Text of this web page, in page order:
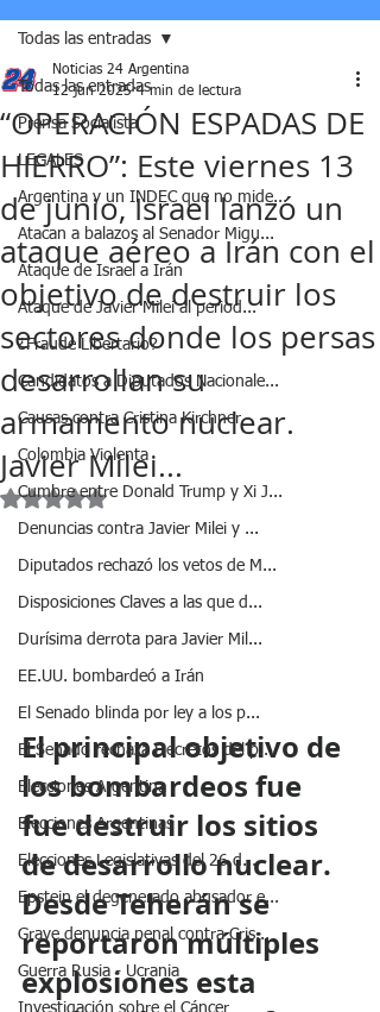
Todas las entradas
Prensa Socialista
LEGALES
Argentina y un INDEC que no mide...
Atacan a balazos al Senador Migu...
Ataque de Israel a Irán
Ataque de Javier Milei al period...
¿Fraude Libertario?
Candidatos a Diputados Nacionale...
Causas contra Cristina Kirchner
Colombia Violenta
Cumbre entre Donald Trump y Xi J...
Denuncias contra Javier Milei y ...
Diputados rechazó los vetos de M...
Disposiciones Claves a las que d...
Durísima derrota para Javier Mil...
EE.UU. bombardeó a Irán
El Senado blinda por ley a los p...
El Senado rechaza Decretos del p...
Elecciones Argentina
Elecciones Argentinas
Elecciones Legislativas del 26 d...
Epstein el degenerado abusador e...
Grave denuncia penal contra Cris...
Guerra Rusia - Ucrania
Investigación sobre el Cáncer
Todas las entradas
“OPERACIÓN ESPADAS DE
HIERRO”: Este viernes 13
de junio, Israel lanzó un
ataque aéreo a Irán con el
objetivo de destruir los
sectores donde los persas
desarrollan su
armamento nuclear.
Javier Milei...
Noticias 24 Argentina
12 jun 2025 4 min de lectura
Obtuvo NaN de 5 estrellas.
El principal objetivo de
los bombardeos fue
fue destruir los sitios
de desarrollo nuclear.
Desde Teherán se
reportaron múltiples
explosiones esta